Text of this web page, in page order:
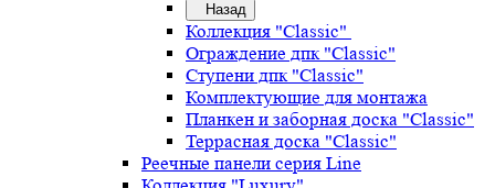
Назад
Коллекция "Classic"
Ограждение дпк "Classic"
Ступени дпк "Classic"
Комплектующие для монтажа
Планкен и заборная доска "Classic"
Террасная доска "Classic"
Реечные панели серия Line